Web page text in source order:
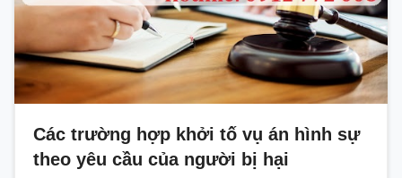
Các trường hợp khởi tố vụ án hình sự
theo yêu cầu của người bị hại